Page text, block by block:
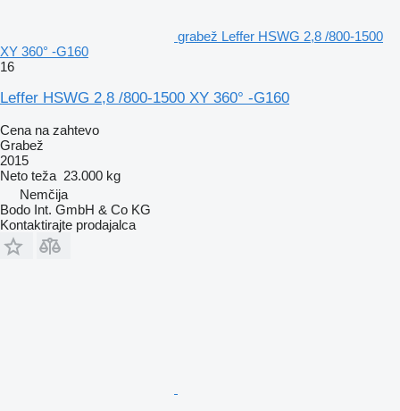
grabež Leffer HSWG 2,8 /800-1500
XY 360° -G160
16
Leffer HSWG 2,8 /800-1500 XY 360° -G160
Cena na zahtevo
Grabež
2015
Neto teža 23.000 kg
Nemčija
Bodo Int. GmbH & Co KG
Kontaktirajte prodajalca